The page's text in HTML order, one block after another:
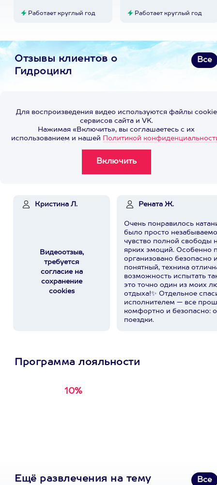
Работает круглый год Работает круглый год
Отзывы клиентов о
Гидроцикл
Все
Для воспроизведения видео используются файлы cookie
сервисов сайта и VK.
Нажимая «Включить», вы соглашаетесь с их
использованием и нашей Политикой
Кристина Л.
Видеоотзыв,
требуется
согласие на
сохранение
cookies
Рената Ж.
Очень понравилось
было просто
чувство полной свободы
ярких эмоций. Особенно
организовано безопасно
понятный, техника
возможность испытать
это точно один из моих
отдыха!✨ Отдельное
исполнителем — все
комфортно и безопасно:
поездки.
Программа лояльности
10%
Ещё развлечения на тему
Все